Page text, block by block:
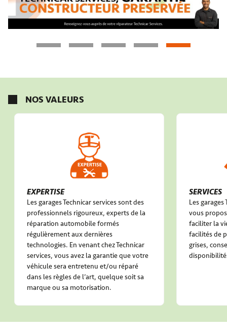
NOS VALEURS
EXPERTISE
Les garages Technicar services sont des
professionnels rigoureux, experts de la
réparation automobile formés
régulièrement aux dernières
technologies. En venant chez Technicar
services, vous avez la garantie que votre
véhicule sera entretenu et/ou réparé
dans les règles de l’art, quelque soit sa
marque ou sa motorisation.
SERVICES
Les
vous
faciliter la
facilités de
grises,